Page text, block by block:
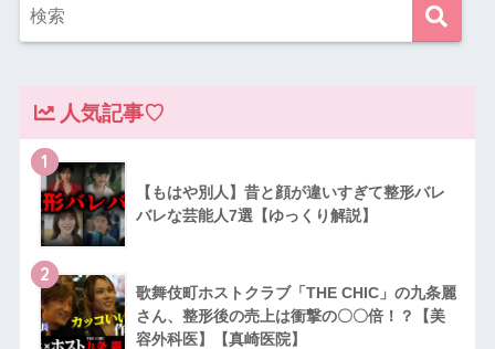
人気記事♡
1
【もはや別人】昔と顔が違いすぎて整形バレ
バレな芸能人7選【ゆっくり解説】
2
歌舞伎町ホストクラブ「THE CHIC」の九条麗
さん、整形後の売上は衝撃の〇〇倍！？【美
容外科医】【真崎医院】